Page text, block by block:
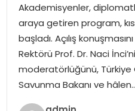
SIYASET
Akademisyenler,
araya getiren program,
başladı. Açılış
Rektörü Prof. Dr. Naci
moderatörlüğünü, Türkiye
Savunma Bakanı ve